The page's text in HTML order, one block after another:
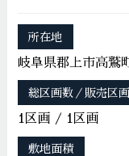
所在地
岐阜県郡上市高鷲
総区画数／販売区
1区画 / 1区画
敷地面積